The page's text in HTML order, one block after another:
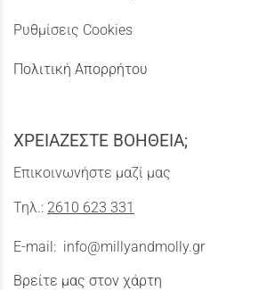
Ρυθμίσεις Cookies
Πολιτική Απορρήτου
ΧΡΕΙΑΖΕΣΤΕ ΒΟΗΘΕΙΑ;
Επικοινωνήστε μαζί μας
Τηλ.: 2610 623 331
E-mail: info@millyandmolly.gr
Βρείτε μας στον χάρτη